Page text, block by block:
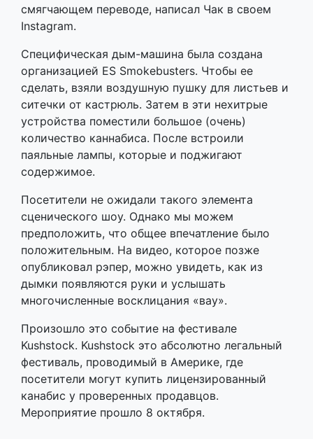
смягчающем переводе, написал Чак в своем
Instagram.
Специфическая дым-машина была создана
организацией ES Smokebusters. Чтобы ее
сделать, взяли воздушную пушку для листьев и
ситечки от кастрюль. Затем в эти нехитрые
устройства поместили большое (очень)
количество каннабиса. После встроили
паяльные лампы, которые и поджигают
содержимое.
Посетители не ожидали такого элемента
сценического шоу. Однако мы можем
предположить, что общее впечатление было
положительным. На видео, которое позже
опубликовал рэпер, можно увидеть, как из
дымки появляются руки и услышать
многочисленные восклицания «вау».
Произошло это событие на фестивале
Kushstock. Kushstock это абсолютно легальный
фестиваль, проводимый в Америке, где
посетители могут купить лицензированный
канабис у проверенных продавцов.
Мероприятие прошло 8 октября.